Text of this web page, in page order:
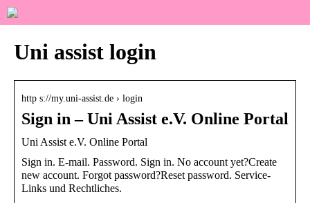
Uni assist login
http s://my.uni-assist.de › login
Sign in – Uni Assist e.V. Online Portal
Uni Assist e.V. Online Portal
Sign in. E-mail. Password. Sign in. No account yet?Create
new account. Forgot password?Reset password. Service-
Links und Rechtliches.